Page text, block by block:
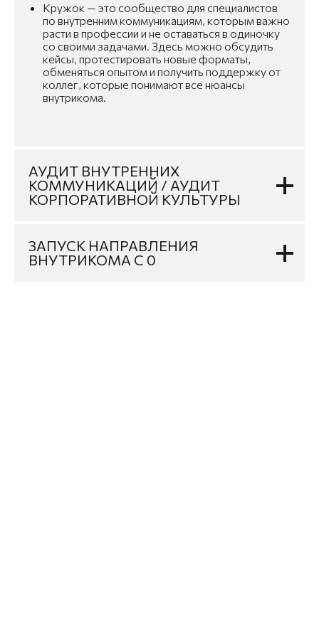
Кружок — это сообщество для специалистов
по внутренним коммуникациям, которым важно
расти в профессии и не оставаться в одиночку
со своими задачами. Здесь можно обсудить
кейсы, протестировать новые форматы,
обменяться опытом и получить поддержку от
коллег, которые понимают все нюансы
внутрикома.
АУДИТ ВНУТРЕННИХ
КОММУНИКАЦИЙ / АУДИТ
КОРПОРАТИВНОЙ КУЛЬТУРЫ
ЗАПУСК НАПРАВЛЕНИЯ
ВНУТРИКОМА С 0